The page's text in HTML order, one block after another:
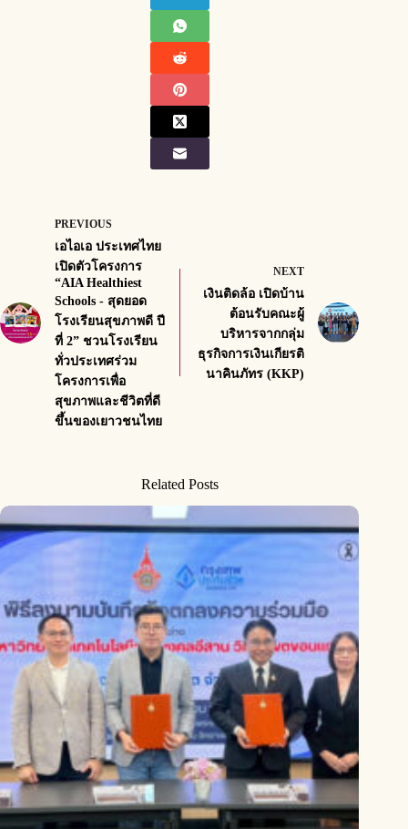
PREVIOUS
เอไอเอ ประเทศไทย
เปิดตัวโครงการ
“AIA Healthiest
Schools - สุดยอด
โรงเรียนสุขภาพดี ปี
ที่ 2” ชวนโรงเรียน
ทั่วประเทศร่วม
โครงการเพื่อ
สุขภาพและชีวิตที่ดี
ขึ้นของเยาวชนไทย
NEXT
เงินติดล้อ เปิดบ้าน
ต้อนรับคณะผู้
บริหารจากกลุ่ม
ธุรกิจการเงินเกียรติ
นาคินภัทร (KKP)
Related Posts